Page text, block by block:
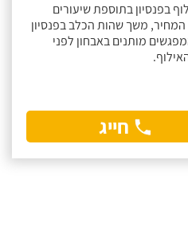
בפנסיון בתוספת שיעורים
המחיר, משך שהות הכלב בפנסיון
מותנים באבחון לפני
חייג